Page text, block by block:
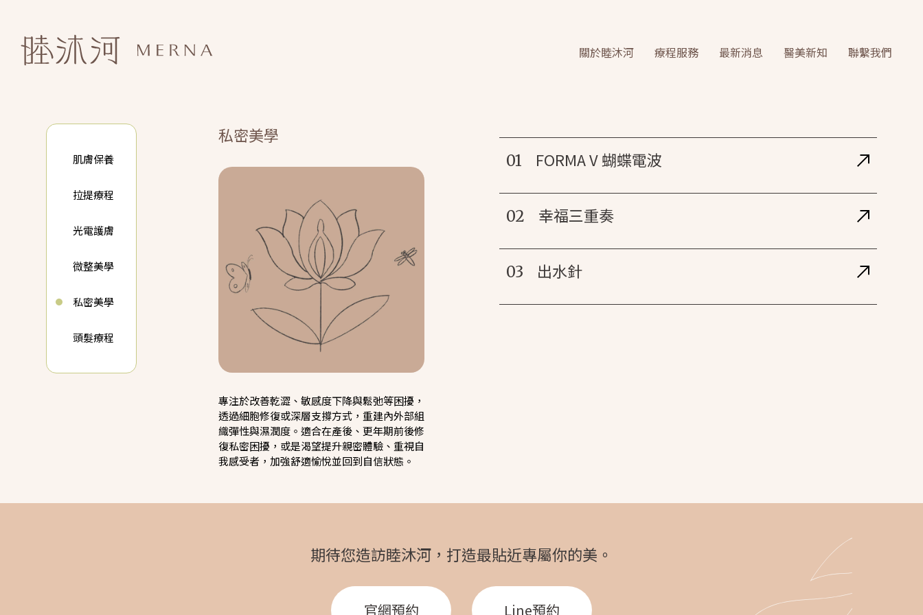
關於睦沐河 療程服務 最新消息 醫美新知 聯繫我們
肌膚保養
拉提療程
光電護膚
微整美學
私密美學
頭髮療程
私密美學
專注於改善乾澀、敏感度下降與鬆弛等困擾，
透過細胞修復或深層支撐方式，重建內外部組
織彈性與濕潤度。適合在產後、更年期前後修
復私密困擾，或是渴望提升親密體驗、重視自
我感受者，加強舒適愉悅並回到自信狀態。
01 FORMA V 蝴蝶電波
02 幸福三重奏
03 出水針
期待您造訪睦沐河， 打造最貼近專屬你的美。